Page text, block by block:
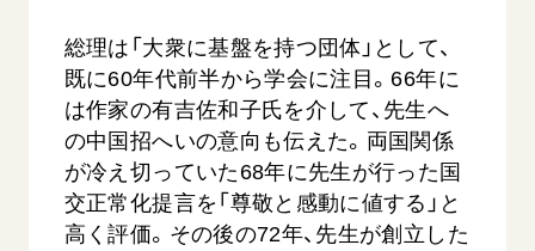
SOKA PICKS すべて見る
総理は「大衆に基盤を持つ団体」として、
既に60年代前半から学会に注目。66年に
は作家の有吉佐和子氏を介して、先生へ
の中国招へいの意向も伝えた。両国関係
が冷え切っていた68年に先生が行った国
交正常化提言を「尊敬と感動に値する」と
高く評価。その後の72年、先生が創立した